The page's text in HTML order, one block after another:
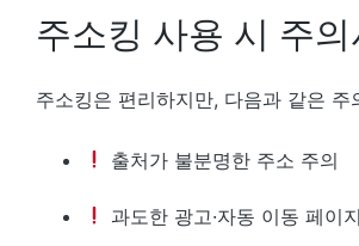
주소킹 사용 시 주
주소킹은 편리하지만, 다음과 같은 주
출처가 불분명한 주소 주의
과도한 광고·자동 이동 페이